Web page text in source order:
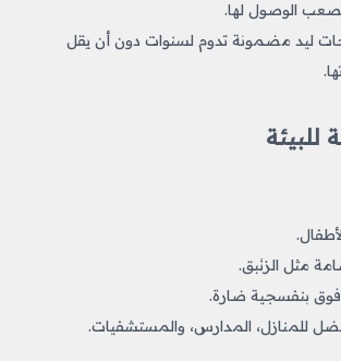
يصعب الوصول لها.
ليد مضمونة تدوم لسنوات دون أن يقل
مثل الزئبق.
فوق بنفسجية ضارة.
للمنازل، المدارس، والمستشفيات.